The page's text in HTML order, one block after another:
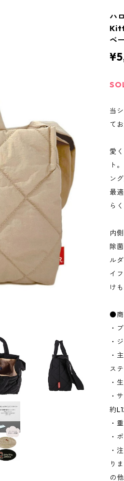
ハ
ベ
当
て
愛
ト
ン
最
ら
内
除
ル
イ
け
●商
・
・
・
ス
・
・
約
・
・
・
り
の